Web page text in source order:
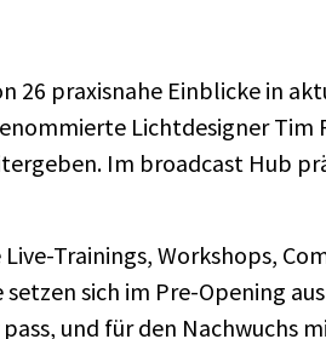
26 praxisnahe Einblicke in
Lichtdesigner
Im broadcast Hub
Trainings, Workshops,
sich im Pre-Opening
und für den Nachwuchs